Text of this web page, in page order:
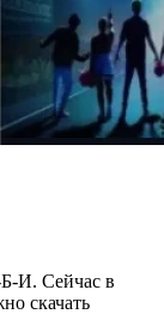
И. Сейчас в
скачать